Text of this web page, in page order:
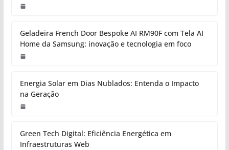
Geladeira French Door Bespoke AI RM90F com Tela AI
Home da Samsung: inovação e tecnologia em foco
Energia Solar em Dias Nublados: Entenda o Impacto
na Geração
Green Tech Digital: Eficiência Energética em
Infraestruturas Web